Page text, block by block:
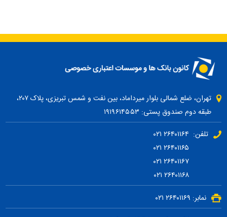
تهران، ضلع شمالی بلوار میرداماد، بین نفت و شمس تبریزی، پلاک ۲۰۷،
طبقه دوم صندوق پستی: ۱۹۱۹۶۱۴۵۵۳
تلفن: ۲۶۴۰۱۱۶۴ ۰۲۱
۲۶۴۰۱۱۶۷ ۰۲۱
۲۶۴۰۱۱۶۸ ۰۲۱
نمابر: ۲۶۴۰۱۱۶۹ ۰۲۱